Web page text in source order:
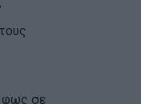
φως σε